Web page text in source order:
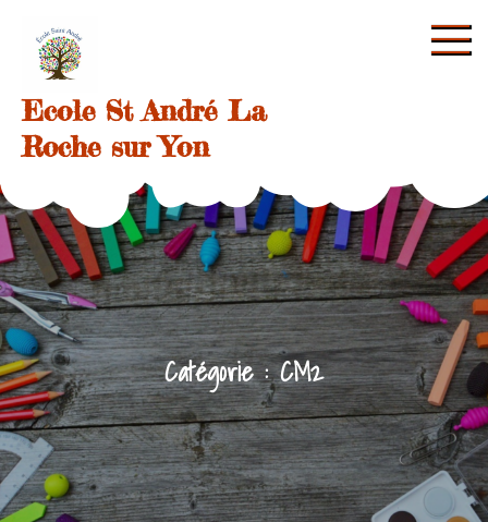
content
Ecole St André La
Roche sur Yon
Catégorie :CM2